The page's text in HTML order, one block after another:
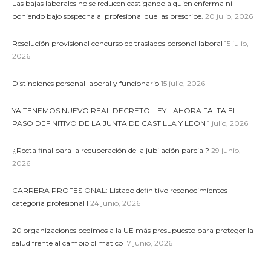
Las bajas laborales no se reducen castigando a quien enferma ni
poniendo bajo sospecha al profesional que las prescribe. 20 julio, 2026
Resolución provisional concurso de traslados personal laboral 15 julio,
2026
Distinciones personal laboral y funcionario 15 julio, 2026
YA TENEMOS NUEVO REAL DECRETO-LEY… AHORA FALTA EL
PASO DEFINITIVO DE LA JUNTA DE CASTILLA Y LEÓN 1 julio, 2026
¿Recta final para la recuperación de la jubilación parcial? 29 junio,
2026
CARRERA PROFESIONAL: Listado definitivo reconocimientos
categoría profesional I 24 junio, 2026
20 organizaciones pedimos a la UE más presupuesto para proteger la
salud frente al cambio climático 17 junio, 2026